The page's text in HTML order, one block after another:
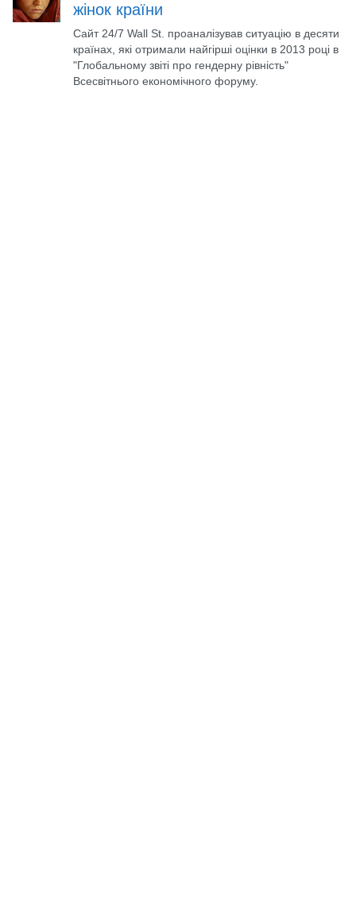
жінок країни
Сайт 24/7 Wall St. проаналізував ситуацію в десяти
країнах, які отримали найгірші оцінки в 2013 році в
"Глобальному звіті про гендерну рівність"
Всесвітнього економічного форуму.